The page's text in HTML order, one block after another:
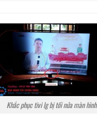
Khắc phục tivi lg bị tối nửa màn hình